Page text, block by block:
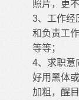
照片，更
3、工作经
和负责工作
等等；
4、求职意
好用黑体或
加粗，醒目